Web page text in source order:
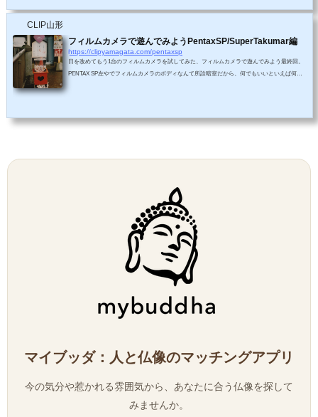
とはライカのレンズなので、カメラファンなら聞いたことがあるはず。でも大抵は高くて買え
て...
CLIP山形
フィルムカメラで遊んでみようPentaxSP/SuperTakumar編
https://clipyamagata.com/pentaxsp
日を改めてもう1台のフィルムカメラを試してみた、フィルムカメラで遊んでみよう最終回。
PENTAX SP左やでフィルムカメラのボディなんて所詮暗室だから、何でもいいといえば何で
S：B、1秒〜1/1000秒購入価格：1500円相場価格：8000円前後かなぁ知らんけど販売台数が400
マイブッダ：人と仏像のマッチングアプリ
今の気分や惹かれる雰囲気から、あなたに合う仏像を探して
みませんか。